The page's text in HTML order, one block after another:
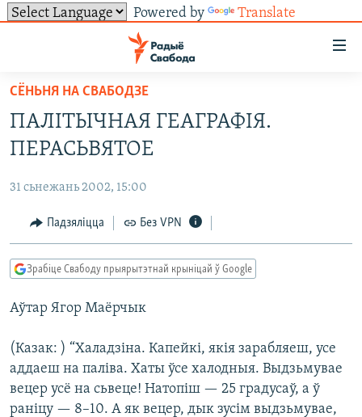
Powered by Translate
ўнівэрсальнага
доступу
Перайсьці
да
галоўнага
Перайсьці
Перайсьці
пошуку
ЛЮДЗІ
ПАЛІТЫКА
ВАЙНА
БЕЛАРУСЫ НА ВАЙНЕ
ПАЛІТВЯЗЬНІ
КУЛЬТУРА
КАЛЯНДАР
БЛОГІ
ГІСТОРЫЯ НА СВАБОДЗЕ
КНІГІ
АЎДЫЁКНІГІ
PREMIUM
МОВА
НА ХВАЛЯХ СВАБОДЫ
АБЫСЬЦІ БЛЯКАВАНЬНЕ
ПАДЗЯЛІЦЦА ІНФАРМАЦЫЯЙ
ПАДПІСАЦЦА
RSS
FACEBOOK
TWITTER
Усе сайты РС/РСЭ
СЁНЬНЯ НА СВАБОДЗЕ
ПАЛІТЫЧНАЯ ГЕАГРАФІЯ.
ПЕРАСЬВЯТОЕ
31 сьнежань 2002, 15:00
Падзяліцца Без VPN
Зрабіце Свабоду прыярытэтнай крыніцай ў Google
Аўтар Ягор Маёрчык
(Казак: ) “Халадзіна. Капейкі, якія зарабляеш, усе
аддаеш на паліва. Хаты ўсе халодныя. Выдзьмувае
вецер усё на сьвеце! Натопіш — 25 градусаў, а ў
раніцу — 8–10. А як вецер, дык зусім выдзьмувае,